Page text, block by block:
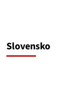
Slovensko